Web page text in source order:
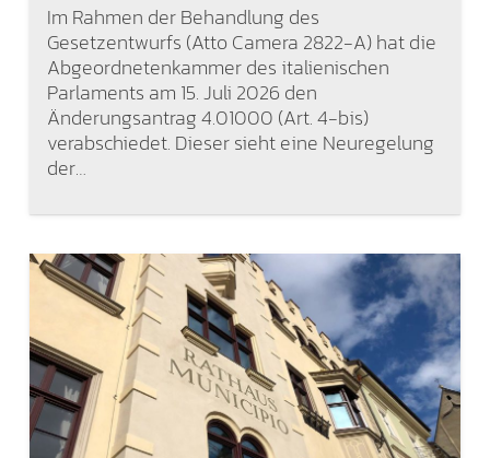
Im Rahmen der Behandlung des
Gesetzentwurfs (Atto Camera 2822-A) hat die
Abgeordnetenkammer des italienischen
Parlaments am 15. Juli 2026 den
Änderungsantrag 4.01000 (Art. 4-bis)
verabschiedet. Dieser sieht eine Neuregelung
der…